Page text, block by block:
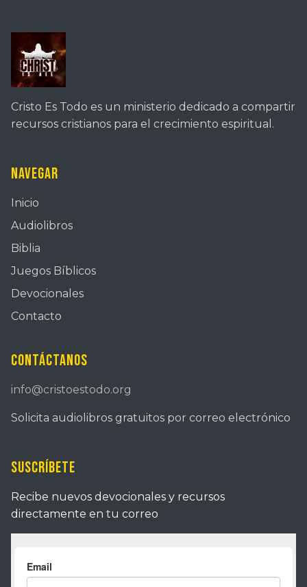
Cristo Es Todo es un ministerio dedicado a compartir
recursos cristianos para el crecimiento espiritual.
Navegar
Inicio
Audiolibros
Biblia
Juegos Bíblicos
Devocionales
Contacto
Contáctanos
info@cristoestodo.org
Solicita audiolibros gratuitos por correo electrónico
Suscríbete
Recibe nuevos devocionales y recursos
directamente en tu correo